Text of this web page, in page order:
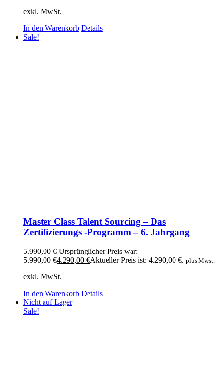
exkl. MwSt.
In den Warenkorb Details
Sale!
Master Class Talent Sourcing – Das
Zertifizierungs -Programm – 6. Jahrgang
5.990,00€ Ursprünglicher Preis war:
5.990,00 €4.290,00 €Aktueller Preis ist: 4.290,00 €. plus Mwst.
exkl. MwSt.
In den Warenkorb Details
Nicht auf Lager
Sale!